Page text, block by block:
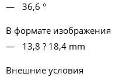
36,6 °
В формате изображения
13,8 ? 18,4 mm
Внешние условия